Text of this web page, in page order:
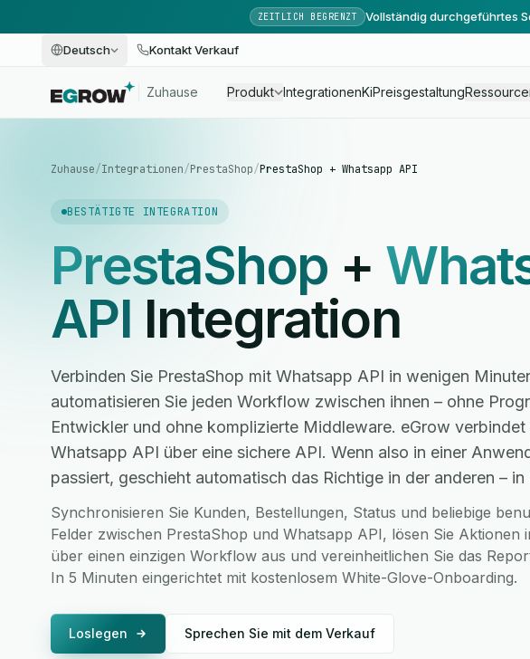
ZEITLICH BEGRENZT Vollständig durchgeführtes
Deutsch Kontakt Verkauf
Zuhause Produkt IntegrationenKiPreisgestaltung
Zuhause/Integrationen/PrestaShop/PrestaShop + Whatsapp API
BESTÄTIGTE INTEGRATION
PrestaShop +
API Integration
Verbinden Sie PrestaShop mit Whatsapp API in wenigen
automatisieren Sie jeden Workflow zwischen ihnen – ohne
Entwickler und ohne komplizierte Middleware. eGrow verbindet
Whatsapp API über eine sichere API. Wenn also in einer
passiert, geschieht automatisch das Richtige in der anderen – in
Synchronisieren Sie Kunden, Bestellungen, Status und beliebige
Felder zwischen PrestaShop und Whatsapp API, lösen Sie Aktionen
über einen einzigen Workflow aus und vereinheitlichen Sie das
In 5 Minuten eingerichtet mit kostenlosem White-Glove-Onboarding.
Loslegen Sprechen Sie mit dem Verkauf